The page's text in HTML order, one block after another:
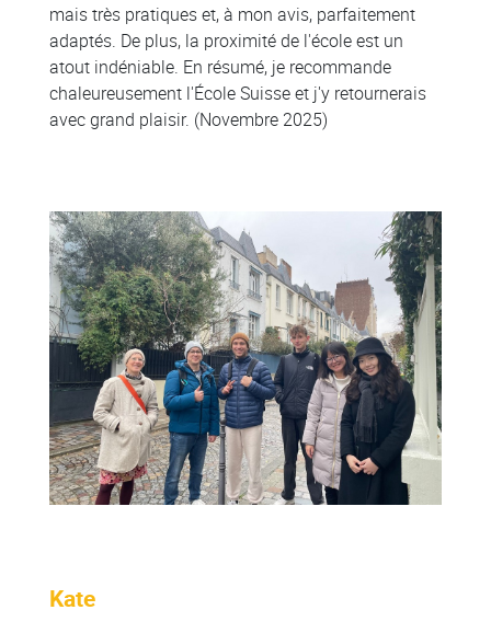
mais très pratiques et, à mon avis, parfaitement
adaptés. De plus, la proximité de l'école est un
atout indéniable. En résumé, je recommande
chaleureusement l'École Suisse et j'y retournerais
avec grand plaisir. (Novembre 2025)
Kate